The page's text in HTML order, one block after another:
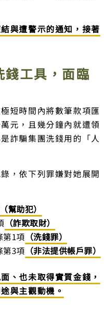
與遭警示的通知，接著
工具，面臨
短時間內將數筆款項匯
元，且幾分鐘內就遭領
詐騙集團洗錢用的「人
，依下列罪嫌對她展開
（幫助犯）
（詐欺取財）
第1項 （洗錢罪）
第3項 （非法提供帳戶罪）
、也未取得實質金錢，
與主觀動機。